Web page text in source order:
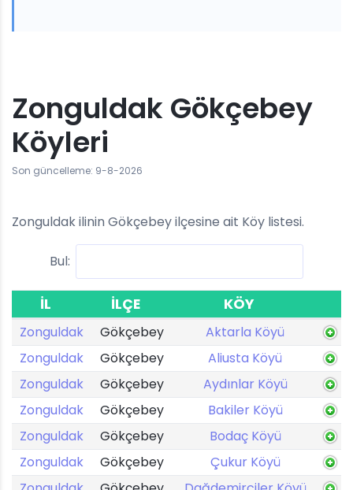
Zonguldak Gökçebey
Köyleri
Son güncelleme: 9-8-2026
Zonguldak ilinin Gökçebey ilçesine ait Köy listesi.
Bul:
İL İLÇE KÖY
Zonguldak Gökçebey
Aktarla Köyü
Zonguldak
Gökçebey
Aliusta Köyü
Zonguldak
Gökçebey
Aydınlar Köyü
Zonguldak
Gökçebey
Bakiler Köyü
Zonguldak
Gökçebey
Bodaç Köyü
Zonguldak
Gökçebey
Çukur Köyü